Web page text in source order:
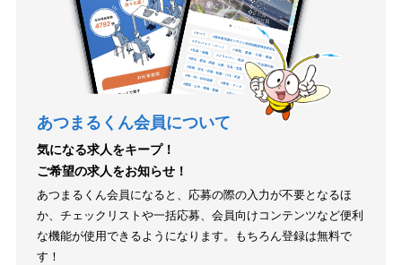
あつまるくん会員について
気になる求人をキープ！
ご希望の求人をお知らせ！
あつまるくん会員になると、応募の際の入力が不要となるほ
か、チェックリストや一括応募、会員向けコンテンツなど便利
な機能が使用できるようになります。もちろん登録は無料で
す！